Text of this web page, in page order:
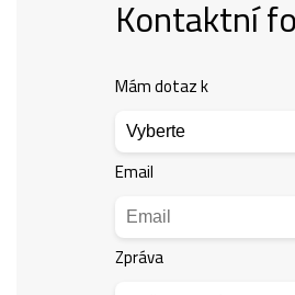
Kontaktní
Mám dotaz k
Email
Zpráva